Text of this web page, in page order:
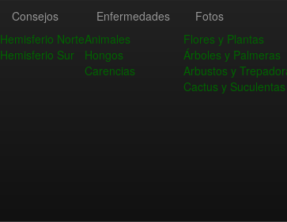
Consejos
Hemisferio Norte
Hemisferio Sur
Enfermedades
Animales
Hongos
Carencias
Fotos
Flores y Plantas
Árboles y Palmeras
Arbustos y
Cactus y Suculentas